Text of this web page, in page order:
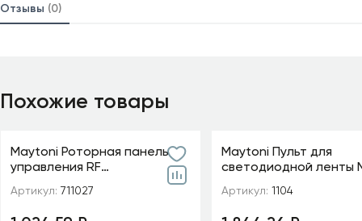
Отзывы (0)
Похожие товары
Maytoni Роторная панель
управления RF
Цветная (RGB) 576Вт
Артикул: 711027
Maytoni Пульт для
светодиодной ленты
Артикул: 1104